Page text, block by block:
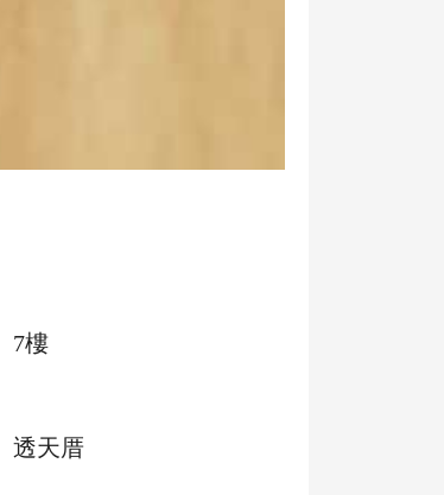
7樓
透天厝